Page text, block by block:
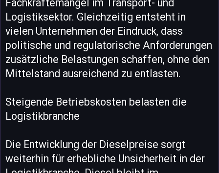
Fachkräftemangel im Transport- und
Logistiksektor. Gleichzeitig entsteht in
vielen Unternehmen der Eindruck, dass
politische und regulatorische Anforderungen
zusätzliche Belastungen schaffen, ohne den
Mittelstand ausreichend zu entlasten.
Steigende Betriebskosten belasten die
Logistikbranche
Die Entwicklung der Dieselpreise sorgt
weiterhin für erhebliche Unsicherheit in der